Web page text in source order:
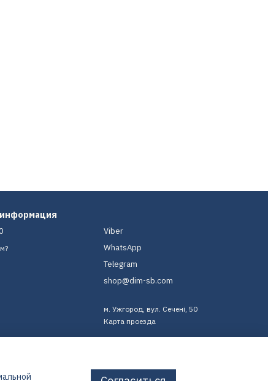
Viber
WhatsApp
Telegram
shop@dim-sb.com
м. Ужгород, вул. Сечені, 50
Карта проезда